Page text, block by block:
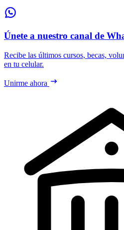
Únete a nuestro canal de
Recibe las últimos cursos, becas,
en tu celular.
Unirme ahora